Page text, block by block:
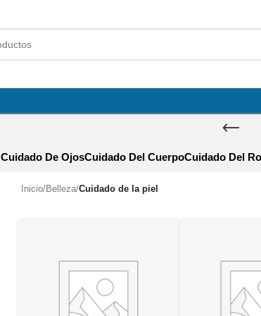
Cuidado De OjosCuidado Del CuerpoCuidado Del
Inicio/Belleza/Cuidado de la piel